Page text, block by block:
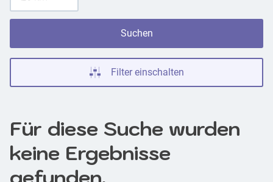
Suchen
Filter einschalten
Für diese Suche wurden
keine Ergebnisse